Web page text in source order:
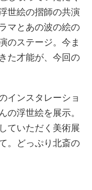
世絵の摺師の共演
マとあの波の絵の
のステージ。今ま
た才能が、今回の
インスタレーショ
の浮世絵を展示。
ていただく美術展
。どっぷり北斎の